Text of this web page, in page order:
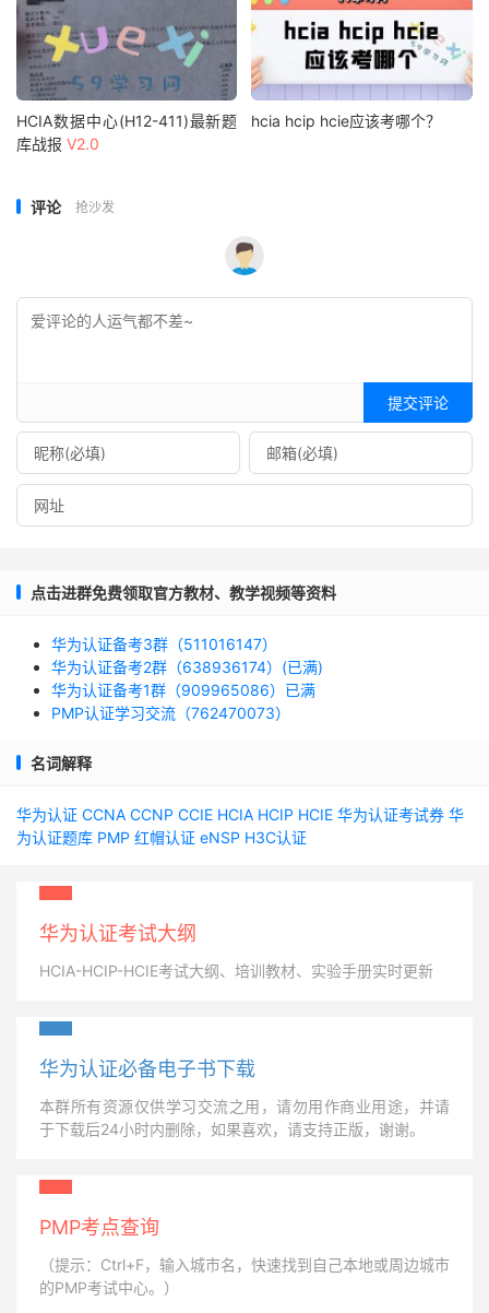
HCIA数据中心(H12-411)最新题
库战报 V2.0
hcia hcip hcie应该考哪个？
评论 抢沙发
提交评论
点击进群免费领取官方教材、教学视频等资料
华为认证备考3群（511016147）
华为认证备考2群（638936174）(已满)
华为认证备考1群（909965086）已满
PMP认证学习交流（762470073）
名词解释
华为认证 CCNA CCNP CCIE HCIA HCIP HCIE 华为认证考试券 华
为认证题库 PMP 红帽认证 eNSP H3C认证
华为认证考试大纲
HCIA-HCIP-HCIE考试大纲、培训教材、实验手册实时更新
华为认证必备电子书下载
本群所有资源仅供学习交流之用，请勿用作商业用途，并请
于下载后24小时内删除，如果喜欢，请支持正版，谢谢。
PMP考点查询
（提示：Ctrl+F，输入城市名，快速找到自己本地或周边城市
的PMP考试中心。）